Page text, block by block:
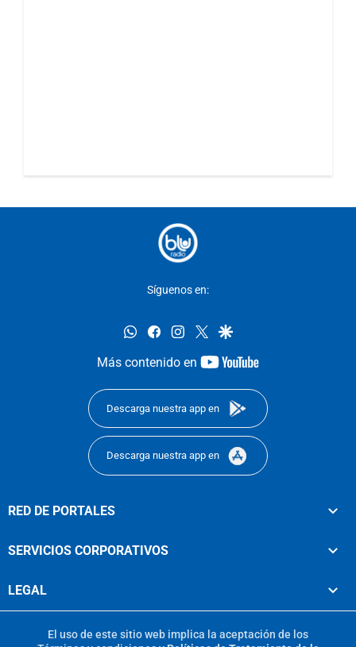
Síguenos en:
whatsappfacebookinstagram
twittergoogle
Más contenido en
youtube-
Descarga nuestra app en
Descarga nuestra app en
RED DE PORTALES
SERVICIOS CORPORATIVOS
LEGAL
El uso de este sitio web implica la aceptación de los